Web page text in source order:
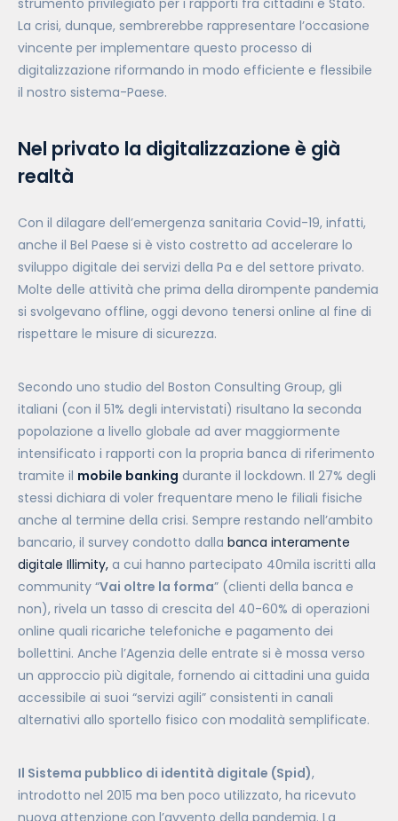
strumento privilegiato per i rapporti fra cittadini e Stato.
La crisi, dunque, sembrerebbe rappresentare l’occasione
vincente per implementare questo processo di
digitalizzazione riformando in modo efficiente e flessibile
il nostro sistema-Paese.
Nel privato la digitalizzazione è già
realtà
Con il dilagare dell’emergenza sanitaria Covid-19, infatti,
anche il Bel Paese si è visto costretto ad accelerare lo
sviluppo digitale dei servizi della Pa e del settore privato.
Molte delle attività che prima della dirompente pandemia
si svolgevano offline, oggi devono tenersi online al fine di
rispettare le misure di sicurezza.
Secondo uno studio del Boston Consulting Group, gli
italiani (con il 51% degli intervistati) risultano la seconda
popolazione a livello globale ad aver maggiormente
intensificato i rapporti con la propria banca di riferimento
tramite il mobile banking durante il lockdown. Il 27% degli
stessi dichiara di voler frequentare meno le filiali fisiche
anche al termine della crisi. Sempre restando nell’ambito
bancario, il survey condotto dalla banca interamente
digitale Illimity, a cui hanno partecipato 40mila iscritti alla
community “Vai oltre la forma” (clienti della banca e
non), rivela un tasso di crescita del 40-60% di operazioni
online quali ricariche telefoniche e pagamento dei
bollettini. Anche l’Agenzia delle entrate si è mossa verso
un approccio più digitale, fornendo ai cittadini una guida
accessibile ai suoi “servizi agili” consistenti in canali
alternativi allo sportello fisico con modalità semplificate.
Il Sistema pubblico di identità digitale (Spid),
introdotto nel 2015 ma ben poco utilizzato, ha ricevuto